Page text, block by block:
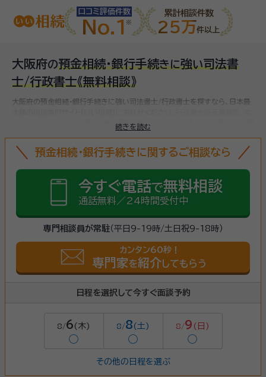
口コミ評価件数
No.1
累計相談件数
25万件以上
大阪府の預金相続・銀行手続き に強い司法書
士/行政書士《無料相談》
続きを読む
大阪府の預金相続・銀行手続きに強い司法書士/行政書士を探すなら、日本最
大阪府で対応可能な預金相続・銀行手続きに強い司法書士/行政書士をお探
預金相続・銀行手続きに関するご相談なら
今すぐ電話で無料相談
通話無料／24時間受付中
専門相談員が常駐（平日9-19時/土日祝9-18時）
カンタン60秒！
専門家を紹介 してもらう
日程を選択して今すぐ面談予約
8/6 (木)
◯
8/8(土)
◯
8/9 (日)
◯
その他の日程を選ぶ